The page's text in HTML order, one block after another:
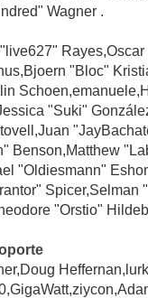
Wagner .
"Bloc"
"Suki"
Benson,Matthew
"Oldiesmann"
Spicer,Selman
"Orstio"